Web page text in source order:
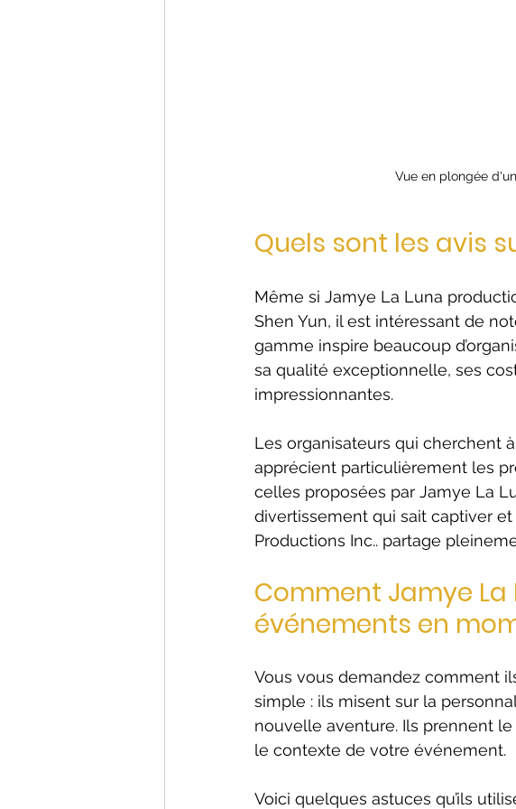
Vue en plongée
Quels sont les avis
Même si Jamye La Luna
Shen Yun, il est intéressant de
gamme inspire beaucoup
sa qualité exceptionnelle, ses
impressionnantes.
Les organisateurs qui cherchent
apprécient particulièrement les
celles proposées par Jamye La
divertissement qui sait captiver
Productions Inc.. partage
Comment Jamye
événements en
Vous vous demandez comment
simple : ils misent sur la
nouvelle aventure. Ils prennent
le contexte de votre événement.
Voici quelques astuces qu’ils